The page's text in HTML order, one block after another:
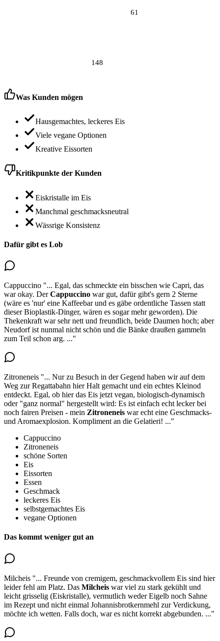
61
148
Was Kunden mögen
Hausgemachtes, leckeres Eis
Viele vegane Optionen
Kreative Eissorten
Kritikpunkte der Kunden
Eiskristalle im Eis
Manchmal geschmacksneutral
Wässrige Konsistenz
Dafür gibt es Lob
Cappuccino "... Egal, das schmeckte ein bisschen wie Capri, das
war okay. DerCappuccino war gut, dafür gibt's gern 2 Sterne
(wäre es 'nur' eine Kaffeebar und es gäbe ordentliche Tassen statt
dieser Bioplastik-Dinger, wären es sogar mehr geworden). Die
Thekenkraft war sehr nett und freundlich, beide Daumen hoch; aber
Neudorf ist nunmal nicht schön und die Bänke draußen gammeln
zum Teil schon arg. ..."
Zitroneneis "... Nur zu Besuch in der Gegend haben wir auf dem
Weg zur Regattabahn hier Halt gemacht und ein echtes Kleinod
entdeckt. Egal, ob hier das Eis jetzt vegan, biologisch-dynamisch
oder "ganz normal" hergestellt wird: Es ist einfach echt lecker bei
noch fairen Preisen - mein Zitroneneis war echt eine Geschmacks-
und Aromaexplosion. Kompliment an die Gelatieri! ..."
Cappuccino
Zitroneneis
schöne Sorten
Eis
Eissorten
Essen
Geschmack
leckeres Eis
selbstgemachtes Eis
vegane Optionen
Das kommt weniger gut an
Milcheis "... Freunde von cremigem, geschmackvollem Eis sind hier
leider fehl am Platz. Das Milcheis war viel zu stark gekühlt und
leicht grisselig (Eiskristalle), vermutlich weder Eigelb noch Sahne
im Rezept und nicht einmal Johannisbrotkernmehl zur Verdickung,
möchte ich wetten. Falls doch, war es nicht korrekt abgebunden. ..."